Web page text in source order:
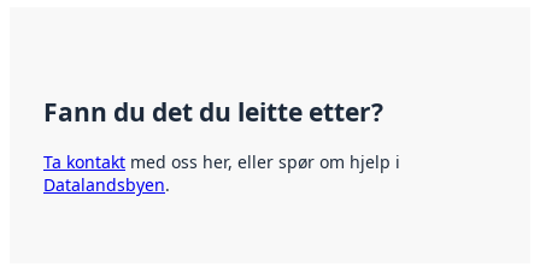
Fann du det du leitte etter?
Ta kontakt med oss her, eller spør om hjelp i
Datalandsbyen.